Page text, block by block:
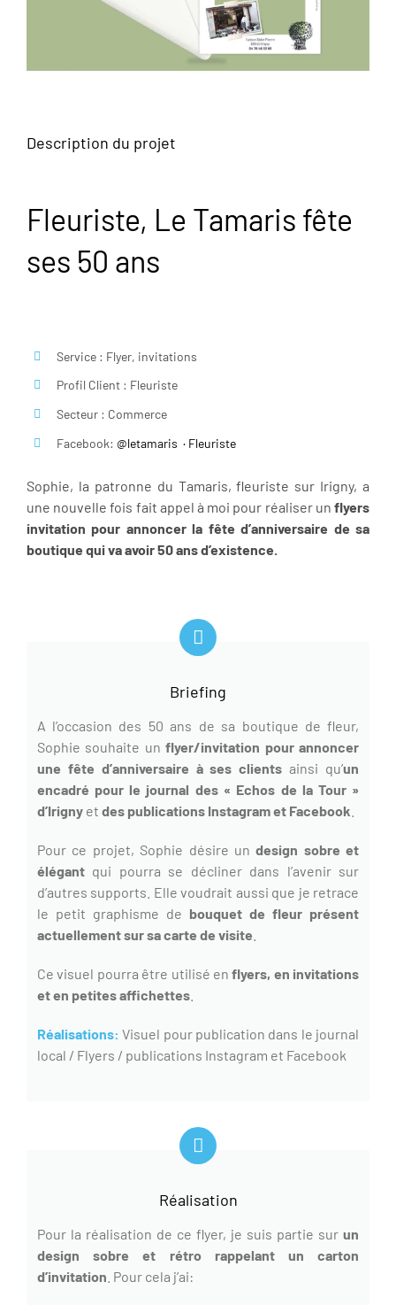
Description du projet
Fleuriste, Le Tamaris fête
ses 50 ans
Service : Flyer, invitations
Profil Client : Fleuriste
Secteur : Commerce
Facebook: @letamaris · Fleuriste
Sophie, la patronne du Tamaris, fleuriste sur Irigny, a
une nouvelle fois fait appel à moi pour réaliser un flyers
invitation pour annoncer la fête d’anniversaire de sa
boutique qui va avoir 50 ans d’existence.
Briefing
A l’occasion des 50 ans de sa boutique de fleur,
Sophie souhaite unflyer/invitation pour annoncer
une fête d’anniversaire à ses clients ainsi qu’un
encadré pour le journal des « Echos de la Tour »
d’Irigny et des publications Instagram et Facebook
Pour ce projet, Sophie désire undesign sobre et
élégantqui pourra se décliner dans l’avenir sur
d’autres supports. Elle voudrait aussi que je retrace
le petit graphisme de bouquet de fleur présent
actuellement sur sa carte de visite
Ce visuel pourra être utilisé enflyers, en invitations
et en petites affichettes.
Réalisations:Visuel pour publication dans le journal
local / Flyers / publications Instagram et Facebook
Réalisation
Pour la réalisation de ce flyer, je suis partie surun
design sobre et rétro rappelant un carton
d’invitation . Pour cela j’ai: